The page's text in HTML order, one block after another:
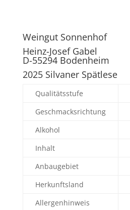
Weingut Sonnenhof
Heinz-Josef Gabel
D-55294 Bodenheim
2025 Silvaner Spätlese
Qualitätsstufe
Geschmacksrichtung
Alkohol
Inhalt
Anbaugebiet
Herkunftsland
Allergenhinweis